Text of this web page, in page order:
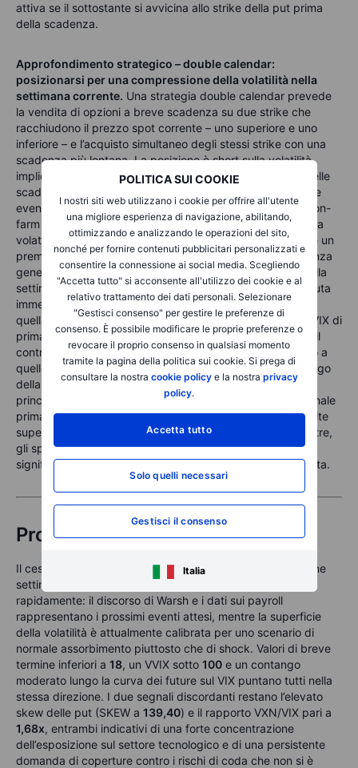
POLITICA SUI COOKIE
I nostri siti web utilizzano i cookie per offrire all'utente
una migliore esperienza di navigazione, abilitando,
ottimizzando e analizzando le operazioni del sito,
nonché per fornire contenuti pubblicitari personalizzati e
consentire la connessione ai social media. Scegliendo
"Accetta tutto" si acconsente all'utilizzo dei cookie e al
relativo trattamento dei dati personali. Selezionare
"Gestisci consenso" per gestire le preferenze di
consenso. È possibile modificare le proprie preferenze o
revocare il proprio consenso in qualsiasi momento
tramite la pagina della politica sui cookie. Si prega di
consultare la nostra cookie policye la nostra privacy
policy.
Accetta tutto
Solo quelli necessari
Gestisci il consenso
Italia
attiva se il sottostante si avvicina allo strike della put prima
della scadenza.
Approfondimento strategico – double calendar:
posizionarsi per una compressione della volatilità nella
settimana corrente. Una strategia double calendar prevede
la vendita di opzioni a breve scadenza su due strike che
racchiudono il prezzo spot corrente – uno superiore e uno
inferiore – e l’acquisto simultaneo degli stessi strike con una
scadenza più lontana. La posizione è short sulla volatilità
implicita di breve termine e long sulla volatilità implicita delle
scadenze successive. Nel breve periodo sono previsti due
eventi noti: il discorso di Warsh alla Fed e il rapporto sui non-
farm payroll di giugno. Prima di ciascuno di questi eventi la
volatilità implicita di breve termine incorpora normalmente un
premio misurabile. Se entrambi dovessero concludersi senza
generare movimenti direzionali significativi, la volatilità della
settimana corrente tende spesso a comprimersi nella seduta
immediatamente successiva, più rapidamente rispetto a
quella delle scadenze più lontane. Il rapporto tra i future VIX di
prima e seconda scadenza, pari a0,965, mostra già che il
contratto con scadenza più vicina quota a sconto rispetto a
quello successivo, confermando che la struttura in contango
della curva è coerente con questa strategia. Il rischio
principale è rappresentato da un forte movimento direzionale
prima della scadenza ravvicinata, che può generare perdite
superiori al premio pagato per la scadenza più lunga; inoltre,
gli spread calendar sono esposti al rischio di variazioni
significative della struttura a termine della volatilità implicita.
Prossimi appuntamenti
Il cessate il fuoco elimina il rischio legato alle notizie del fine
settimana all’apertura di lunedì. L’agenda si riempie
rapidamente: il discorso di Warsh e i dati sui payroll
rappresentano i prossimi eventi attesi, mentre la superficie
della volatilità è attualmente calibrata per uno scenario di
normale assorbimento piuttosto che di shock. Valori di breve
termine inferiori a 18, un VVIX sotto 100 e un contango
moderato lungo la curva dei future sul VIX puntano tutti nella
stessa direzione. I due segnali discordanti restano l’elevato
skew delle put (SKEW a 139,40) e il rapporto VXN/VIX pari a
1,68x, entrambi indicativi di una forte concentrazione
dell’esposizione sul settore tecnologico e di una persistente
domanda di coperture contro i rischi di coda che non si è